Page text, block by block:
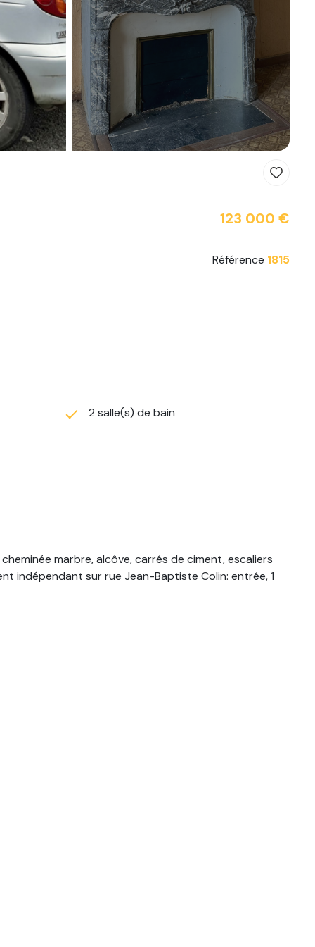
123 000 €
Référence 1815
2 salle(s) de bain
marbre, alcôve, carrés de ciment, escaliers
indépendant sur rue Jean-Baptiste Colin: entrée, 1